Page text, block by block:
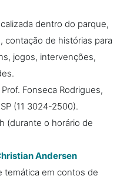
dentro do parque,
contação de histórias para
jogos, intervenções,
Prof. Fonseca Rodrigues,
(11 3024-2500).
(durante o horário de
Andersen
temática em contos de